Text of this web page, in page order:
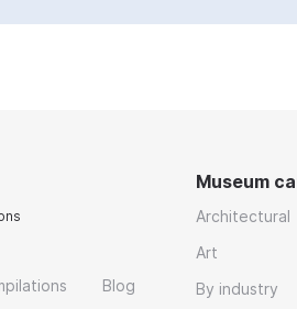
Blog
Museum
Architectural
Art
By industry